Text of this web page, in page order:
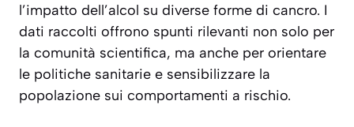
l’impatto dell’alcol su diverse forme di cancro. I
dati raccolti offrono spunti rilevanti non solo per
la comunità scientifica, ma anche per orientare
le politiche sanitarie e sensibilizzare la
popolazione sui comportamenti a rischio.